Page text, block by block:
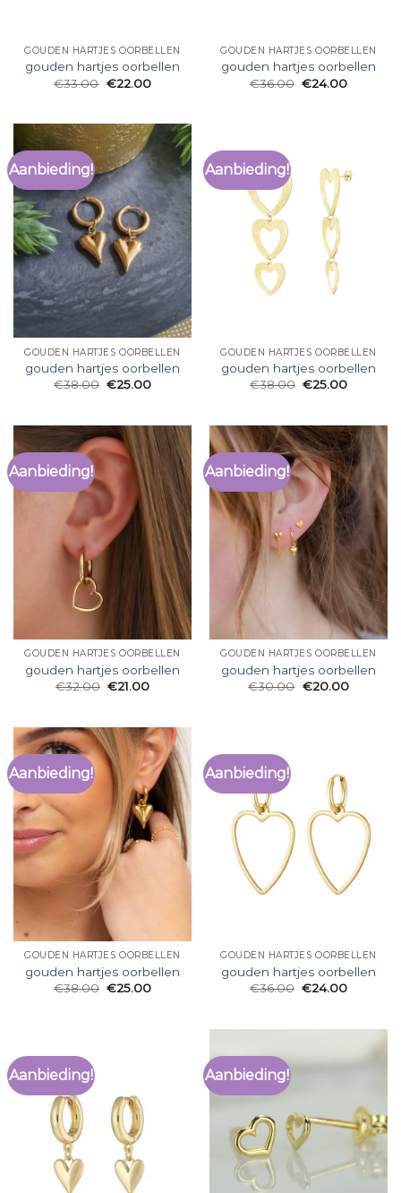
GOUDEN HARTJES OORBELLEN
gouden hartjes oorbellen
€33.00 €22.00
GOUDEN HARTJES OORBELLEN
gouden hartjes oorbellen
€36.00 €24.00
Aanbieding!
GOUDEN HARTJES OORBELLEN
gouden hartjes oorbellen
€38.00 €25.00
Aanbieding!
GOUDEN HARTJES OORBELLEN
gouden hartjes oorbellen
€38.00 €25.00
Aanbieding!
GOUDEN HARTJES OORBELLEN
gouden hartjes oorbellen
€32.00 €21.00
Aanbieding!
GOUDEN HARTJES OORBELLEN
gouden hartjes oorbellen
€30.00 €20.00
Aanbieding!
GOUDEN HARTJES OORBELLEN
gouden hartjes oorbellen
€38.00 €25.00
Aanbieding!
GOUDEN HARTJES OORBELLEN
gouden hartjes oorbellen
€36.00 €24.00
Aanbieding! Aanbieding!